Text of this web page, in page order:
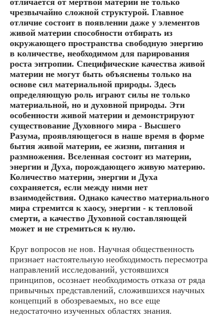
чрезвычайно сложной структурой. Главное
отличие состоит в появлении даже у элементов
живой материи способности отбирать из
окружающего пространства свободную энергию
в количестве, необходимом для парирования
роста энтропии. Специфические качества живой
материи не могут быть объяснены только на
основе сил материальной природы. Здесь
определяющую роль играют силы не только
материальной, но и духовной природы. Эти
особенности живой материи и демонстрируют
существование Духовного мира - Высшего
Разума, проявляющегося в наше время в форме
бытия живой материи, ее жизни, питания и
размножения. Вселенная состоит из материи,
энергии и Духа, порождающего живую материю.
Количество материи, энергии и Духа
сохраняется, если между ними нет
взаимодействия. Однако качество материального
мира стремится к хаосу, энергии - к тепловой
смерти, а качество Духовной составляющей
может и не стремиться к нулю.
Круг вопросов не нов. Научная общественность
признает настоятельную необходимость пересмотра
направлений исследований, устоявшихся
принципов, осознает необходимость отказа от ряда
привычных представлений, сложившихся научных
концепций в обозреваемых, но все еще
недостаточно изученных областях знания.